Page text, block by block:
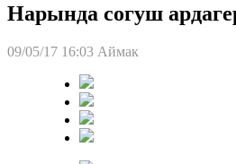
Нарында согуш
09/05/17 16:03 Аймак